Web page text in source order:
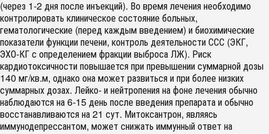
(через 1-2 дня после инъекций). Во время лечения необходимо
контролировать клиническое состояние больных,
гематологические (перед каждым введением) и биохимические
показатели функции печени, контроль деятельности ССС (ЭКГ,
ЭХО-КГ с определением фракции выброса ЛЖ). Риск
кардиотоксичности повышается при превышении суммарной дозы
140 мг/кв.м, однако она может развиться и при более низких
суммарных дозах. Лейко- и нейтропения на фоне лечения обычно
наблюдаются на 6-15 день после введения препарата и обычно
восстанавливаются на 21 сут. Митоксантрон, являясь
иммунодепрессантом, может снижать иммунный ответ на